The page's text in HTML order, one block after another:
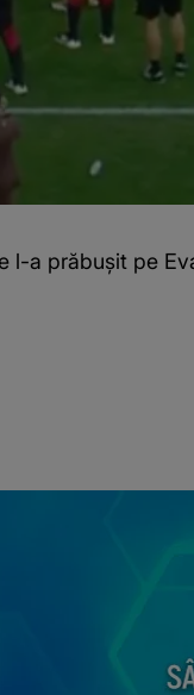
l-a prăbușit pe